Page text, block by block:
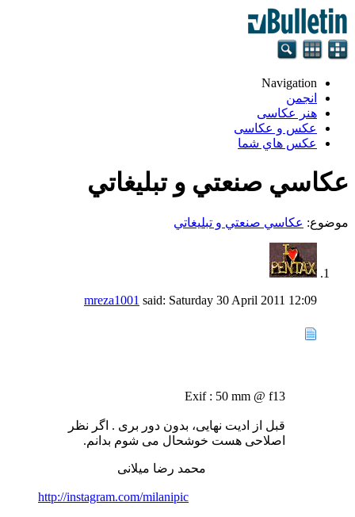
Navigation
انجمن
هنر عکاسی
عکس و عکاسی
عكس هاي شما
عكاسي صنعتي و تبليغاتي
موضوع: عكاسي صنعتي و تبليغاتي
mreza1001 said: Saturday 30 April 2011 12:09
Exif : 50 mm @ f13
قبل از ادیت نهایی، بدون دور بری . اگر نظر
اصلاحی هست خوشحال می شوم بدانم.
محمد رضا میلانی
http://instagram.com/milanipic